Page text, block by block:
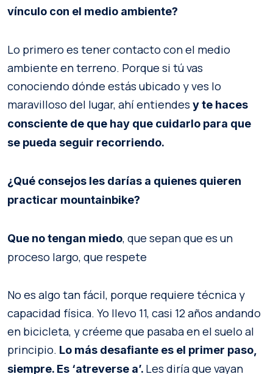
vínculo con el medio ambiente?
Lo primero es tener contacto con el medio
ambiente en terreno. Porque si tú vas
conociendo dónde estás ubicado y ves lo
maravilloso del lugar, ahí entiendes y te haces
consciente de que hay que cuidarlo para que
se pueda seguir recorriendo.
¿Qué consejos les darías a quienes quieren
practicar mountainbike?
Que no tengan miedo, que sepan que es un
proceso largo, que respete
No es algo tan fácil, porque requiere técnica y
capacidad física. Yo llevo 11, casi 12 años andando
en bicicleta, y créeme que pasaba en el suelo al
principio. Lo más desafiante es el primer paso,
siempre. Es ‘atreverse a’. Les diría que vayan